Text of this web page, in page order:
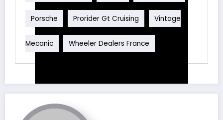
Porsche Prorider Gt Cruising Vintage
Mecanic Wheeler Dealers France